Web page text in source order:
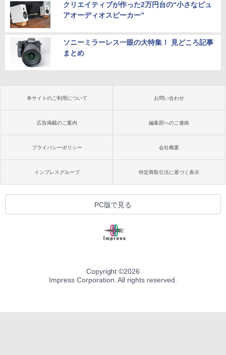
クリエイティブが作った2万円台の“小さなピュ
アオーディオスピーカー”
ソニーミラーレス一眼の大特集！ 見どころ記事
まとめ
本サイトのご利用について お問い合わせ
広告掲載のご案内 編集部へのご連絡
プライバシーポリシー 会社概要
インプレスグループ 特定商取引法に基づく表示
PC版で見る
Copyright ©2026
Impress Corporation. All rights reserved.